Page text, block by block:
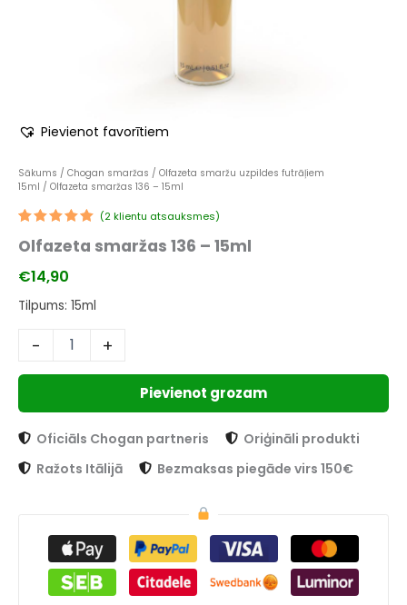
Pievienot favorītiem
Sākums / Chogan smaržas / Olfazeta smaržu uzpildes futrāļiem
15ml / Olfazeta smaržas 136 – 15ml
5.00no 5
pircēju
vērtējumiem
(2klientu atsauksmes)
Olfazeta smaržas 136 – 15ml
€14,90
Tilpums: 15ml
- +
Pievienot grozam
Oficiāls Chogan partneris
Oriģināli produkti
Ražots Itālijā
Bezmaksas piegāde virs 150€